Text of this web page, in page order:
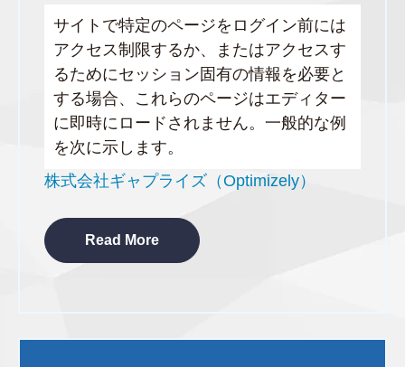
サイトで特定のページをログイン前には
アクセス制限するか、またはアクセスす
るためにセッション固有の情報を必要と
する場合、これらのページはエディター
に即時にロードされません。一般的な例
を次に示します。
株式会社ギャプライズ（Optimizely）
Read More